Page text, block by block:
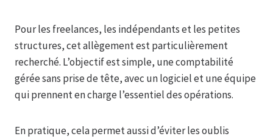
Pour les freelances, les indépendants et les petites
structures, cet allègement est particulièrement
recherché. L’objectif est simple, une comptabilité
gérée sans prise de tête, avec un logiciel et une équipe
qui prennent en charge l’essentiel des opérations.
En pratique, cela permet aussi d’éviter les oublis